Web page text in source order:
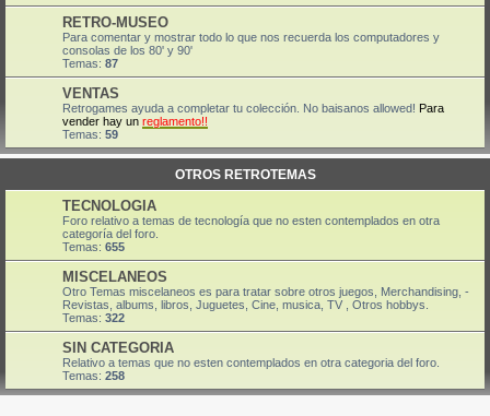
RETRO-MUSEO
Para comentar y mostrar todo lo que nos recuerda los computadores y
consolas de los 80' y 90'
Temas: 87
VENTAS
Retrogames ayuda a completar tu colección. No baisanos allowed! Para
vender hay un reglamento!!
Temas: 59
OTROS RETROTEMAS
TECNOLOGIA
Foro relativo a temas de tecnología que no esten contemplados en otra
categoría del foro.
Temas: 655
MISCELANEOS
Otro Temas miscelaneos es para tratar sobre otros juegos, Merchandising, -
Revistas, albums, libros, Juguetes, Cine, musica, TV , Otros hobbys.
Temas: 322
SIN CATEGORIA
Relativo a temas que no esten contemplados en otra categoria del foro.
Temas: 258